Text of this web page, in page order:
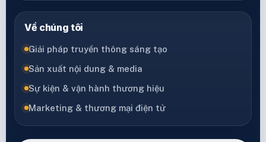
Về chúng tôi
Giải pháp truyền thông sáng tạo
Sản xuất nội dung & media
Sự kiện & vận hành thương hiệu
Marketing & thương mại điện tử